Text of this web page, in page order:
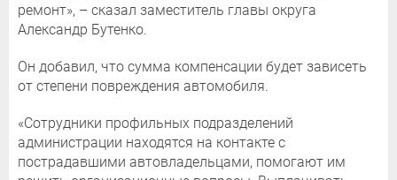
ремонт», – сказал заместитель главы округа
Александр Бутенко.
Он добавил, что сумма компенсации будет зависеть
от степени повреждения автомобиля.
«Сотрудники профильных подразделений
администрации находятся на контакте с
пострадавшими автовладельцами, помогают им